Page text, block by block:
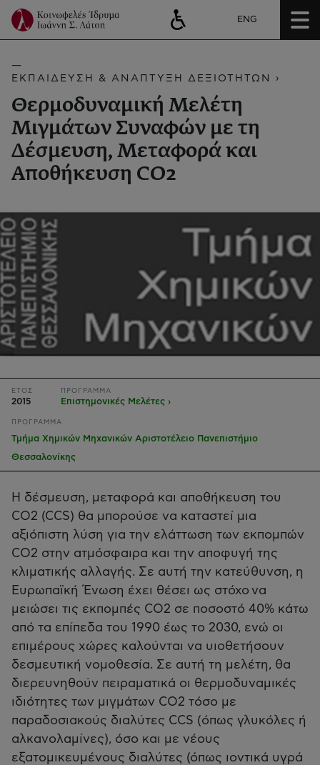
ENG
ΕΚΠΑΙΔΕΥΣΗ & ΑΝΑΠΤΥΞΗ ΔΕΞΙΟΤΗΤΩΝ ›
Θερμοδυναμική Μελέτη
Μιγμάτων Συναφών με τη
Δέσμευση, Μεταφορά και
Αποθήκευση CO2
ΕΤΟΣ
2015
ΠΡΟΓΡΑΜΜΑ
Επιστημονικές Μελέτες ›
ΠΡΟΓΡΑΜΜΑ
Τμήμα Χημικών Μηχανικών Αριστοτέλειο Πανεπιστήμιο
Θεσσαλονίκης
Η δέσμευση, μεταφορά και αποθήκευση του
CO2 (CCS) θα μπορούσε να καταστεί μια
αξιόπιστη λύση για την ελάττωση των εκπομπών
CO2 στην ατμόσφαιρα και την αποφυγή της
κλιματικής αλλαγής. Σε αυτή την κατεύθυνση, η
Ευρωπαϊκή Ένωση έχει θέσει ως στόχο να
μειώσει τις εκπομπές CO2 σε ποσοστό 40% κάτω
από τα επίπεδα του 1990 έως το 2030, ενώ οι
επιμέρους χώρες καλούνται να υιοθετήσουν
δεσμευτική νομοθεσία. Σε αυτή τη μελέτη, θα
διερευνηθούν πειραματικά οι θερμοδυναμικές
ιδιότητες των μιγμάτων CO2 τόσο με
παραδοσιακούς διαλύτες CCS (όπως γλυκόλες ή
αλκανολαμίνες), όσο και με νέους
εξατομικευμένους διαλύτες (όπως ιοντικά υγρά